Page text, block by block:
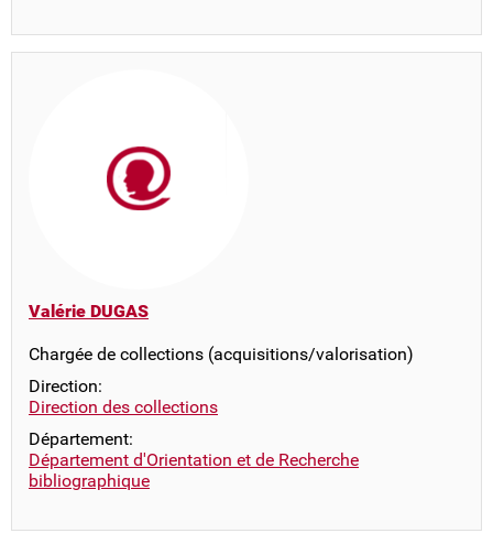
Valérie DUGAS
Chargée de collections (acquisitions/valorisation)
Direction:
Direction des collections
Département:
Département d'Orientation et de Recherche
bibliographique